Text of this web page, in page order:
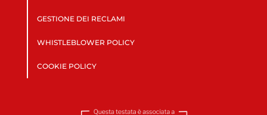
GESTIONE DEI RECLAMI
WHISTLEBLOWER POLICY
COOKIE POLICY